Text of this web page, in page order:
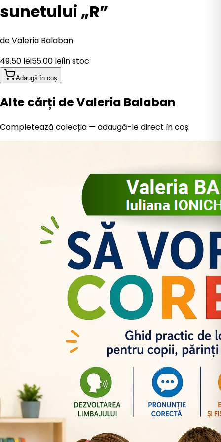
sunetului „R”
deValeria Balaban
49.50 lei55.00 leiÎn stoc
Adaugă în coș
Alte cărți de Valeria Balaban
Completează colecția — adaugă-le direct în coș.